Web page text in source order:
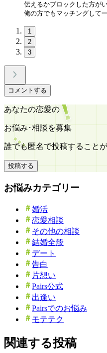
伝えるかブロックした方が
俺の方でもマッチングして
1
2
3
コメントする
あなたの恋愛の
お悩み･相談を募集
誰でも匿名で投稿することが
投稿する
お悩みカテゴリー
婚活
恋愛相談
その他の相談
結婚全般
デート
告白
片想い
Pairs公式
出逢い
Pairsでのお悩み
モテテク
関連する投稿